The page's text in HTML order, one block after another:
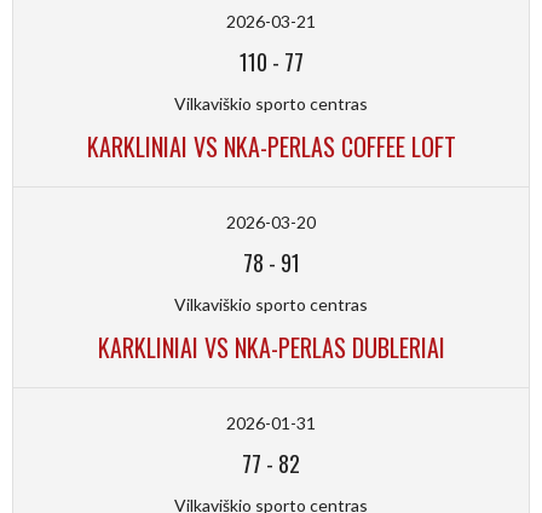
2026-03-21
110 - 77
Vilkaviškio sporto centras
KARKLINIAI VS NKA-PERLAS COFFEE LOFT
2026-03-20
78 - 91
Vilkaviškio sporto centras
KARKLINIAI VS NKA-PERLAS DUBLERIAI
2026-01-31
77 - 82
Vilkaviškio sporto centras